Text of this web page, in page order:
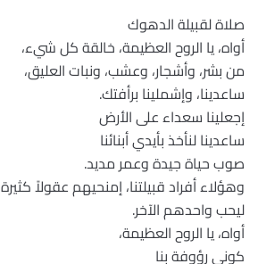
صلاة لقبيلة الدهوك
أواه، يا الروح العظيمة، خالقة كل شيء،
من بشر، وأشجار، وعشب، ونبات العليق،
ساعدينا، وإشملينا برأفتك.
إجعلينا سعداء على الأرض
ساعدينا لنأخذ بأيدي أبنائنا
صوب حياة جيدة وعمر مديد.
وهؤلاء أفراد قبيلتنا، إمنحيهم عقولاً كثيرة
ليحب واحدهم الآخر.
أواه، يا الروح العظيمة،
كوني رؤوفة بنا